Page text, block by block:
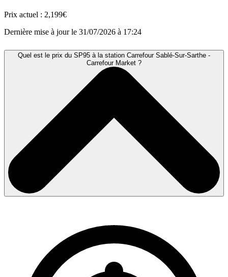
Prix actuel : 2,199€
Dernière mise à jour le 31/07/2026 à 17:24
Quel est le prix du SP95 à la station Carrefour Sablé-Sur-Sarthe -
Carrefour Market ?